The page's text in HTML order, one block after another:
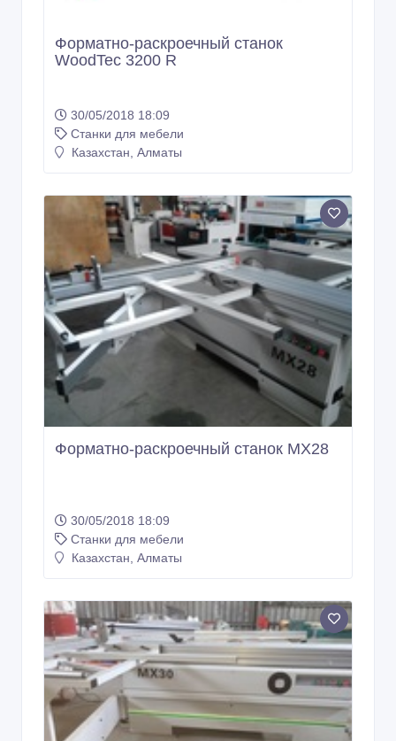
Форматно-раскроечный станок
WoodTec 3200 R
30/05/2018 18:09
Станки для мебели
Казахстан, Алматы
Форматно-раскроечный станок MX28
30/05/2018 18:09
Станки для мебели
Казахстан, Алматы